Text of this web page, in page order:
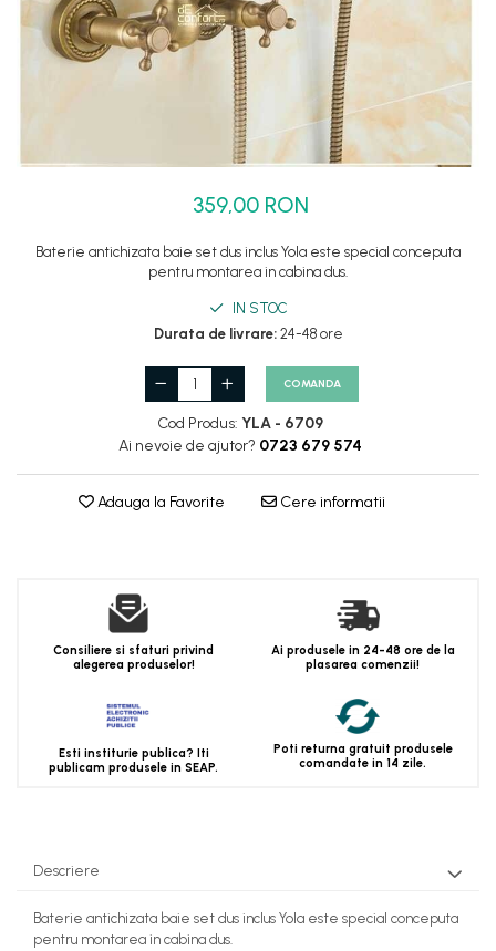
Set dus complet echipat
Suport prindere para dus
Baterii cada-Coloana dus
Dus baie complet
359,00 RON
Baterie antichizata baie set dus inclus Yola este special conceputa
pentru montarea in cabina dus.
IN STOC
Durata de livrare:24-48 ore
COMANDA
Cod Produs: YLA - 6709
Ai nevoie de ajutor? 0723 679 574
Adauga la Favorite Cere informatii
Consiliere si sfaturi privind
alegerea produselor!
Ai produsele in 24-48 ore de la
plasarea comenzii!
Esti institurie publica? Iti
publicam produsele in SEAP.
Poti returna gratuit produsele
comandate in 14 zile.
Descriere
Baterie antichizata baie set dus inclus Yola este special conceputa
pentru montarea in cabina dus.